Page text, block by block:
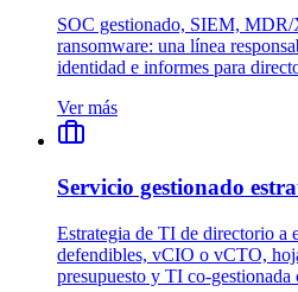
SOC gestionado, SIEM,
ransomware: una línea
identidad e informes para
Ver más
Servicio gestionado
Estrategia de TI de directorio
defendibles, vCIO o vCTO,
presupuesto y TI co‑gestionada